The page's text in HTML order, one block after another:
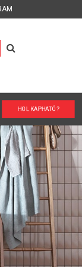
KAPHATÓ?